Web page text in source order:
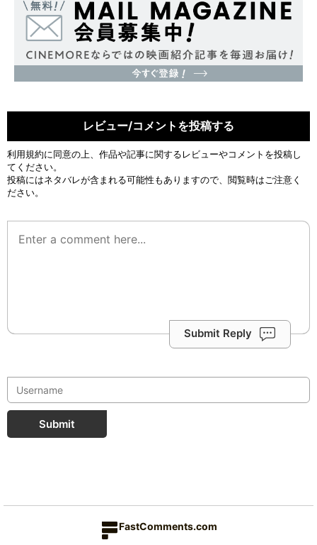
レビュー/コメントを投稿する
利用規約に同意の上、作品や記事に関するレビューやコメントを投稿し
てください。
投稿にはネタバレが含まれる可能性もありますので、閲覧時はご注意く
ださい。
Submit Reply
Submit
FastComments.com